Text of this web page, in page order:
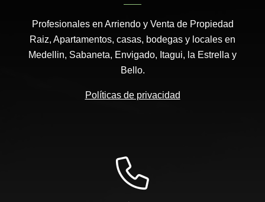
Profesionales en Arriendo y Venta de Propiedad
Raiz, Apartamentos, casas, bodegas y locales en
Medellin, Sabaneta, Envigado, Itagui, la Estrella y
Bello.
Políticas de privacidad